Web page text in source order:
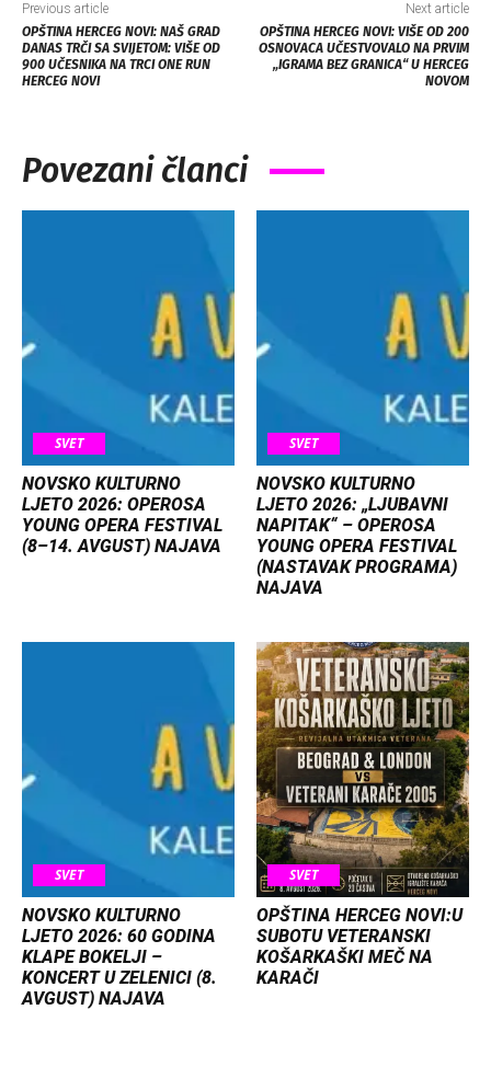
Previous article
OPŠTINA HERCEG NOVI: NAŠ GRAD
DANAS TRČI SA SVIJETOM: VIŠE OD
900 UČESNIKA NA TRCI ONE RUN
HERCEG NOVI
Next article
OPŠTINA HERCEG NOVI: VIŠE OD 200
OSNOVACA UČESTVOVALO NA PRVIM
„IGRAMA BEZ GRANICA“ U HERCEG
NOVOM
Povezani članci
SVET
NOVSKO KULTURNO
LJETO 2026: OPEROSA
YOUNG OPERA FESTIVAL
(8–14. AVGUST) NAJAVA
SVET
NOVSKO KULTURNO
LJETO 2026: „LJUBAVNI
NAPITAK“ – OPEROSA
YOUNG OPERA FESTIVAL
(NASTAVAK PROGRAMA)
NAJAVA
SVET
NOVSKO KULTURNO
LJETO 2026: 60 GODINA
KLAPE BOKELJI –
KONCERT U ZELENICI (8.
AVGUST) NAJAVA
SVET
OPŠTINA HERCEG NOVI:U
SUBOTU VETERANSKI
KOŠARKAŠKI MEČ NA
KARAČI